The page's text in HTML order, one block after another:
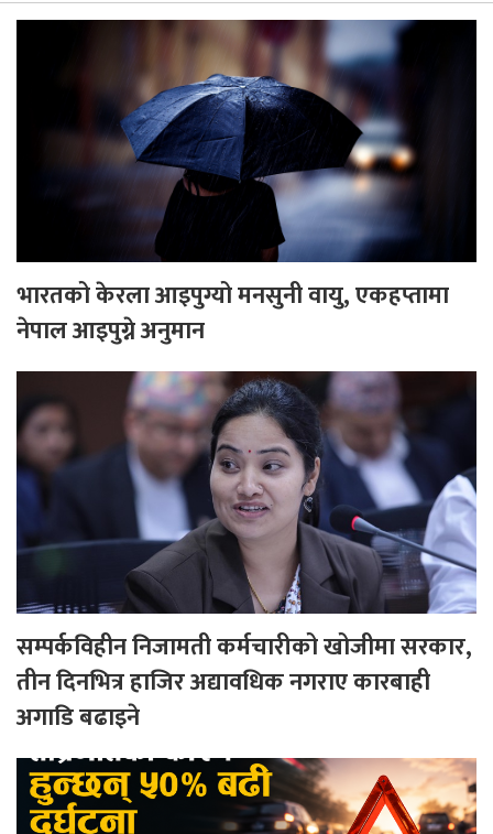
भारतको केरला आइपुग्यो मनसुनी वायु, एकहप्तामा
नेपाल आइपुग्ने अनुमान
सम्पर्कविहीन निजामती कर्मचारीको खोजीमा सरकार,
तीन दिनभित्र हाजिर अद्यावधिक नगराए कारबाही
अगाडि बढाइने